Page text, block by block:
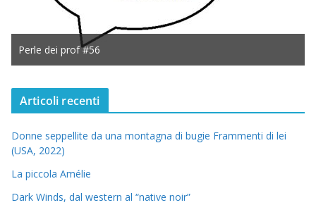
Perle dei prof #56
Articoli recenti
Donne seppellite da una montagna di bugie Frammenti di lei
(USA, 2022)
La piccola Amélie
Dark Winds, dal western al “native noir”